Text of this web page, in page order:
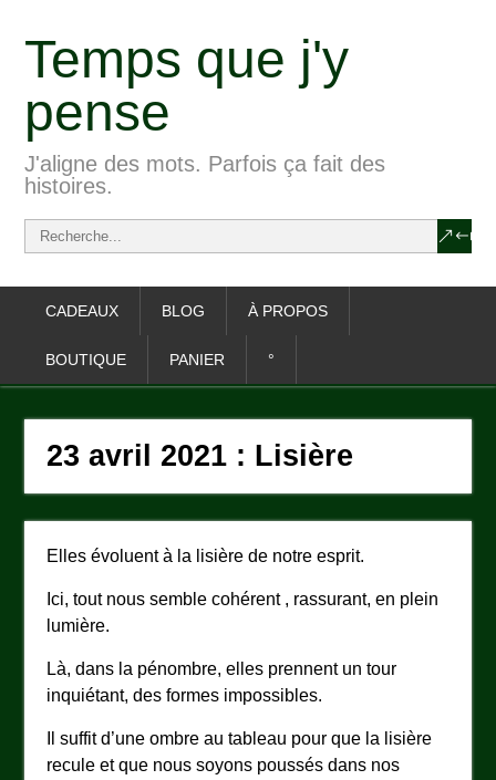
Temps que j'y
pense
J'aligne des mots. Parfois ça fait des
histoires.
CADEAUX BLOG À PROPOS
BOUTIQUE PANIER °
23 avril 2021 : Lisière
Elles évoluent à la lisière de notre esprit.
Ici, tout nous semble cohérent , rassurant, en plein
lumière.
Là, dans la pénombre, elles prennent un tour
inquiétant, des formes impossibles.
Il suffit d’une ombre au tableau pour que la lisière
recule et que nous soyons poussés dans nos